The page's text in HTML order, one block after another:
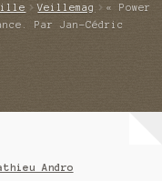
Ouvrir
Veillemag
« Power
Par Jan-Cédric
Andro